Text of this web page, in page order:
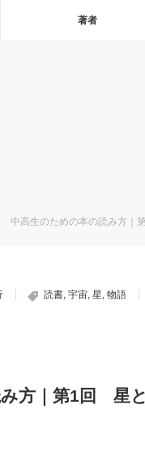
著者
中高生のための本の読み方｜
読書, 宇宙, 星, 物語
方｜第1回 星